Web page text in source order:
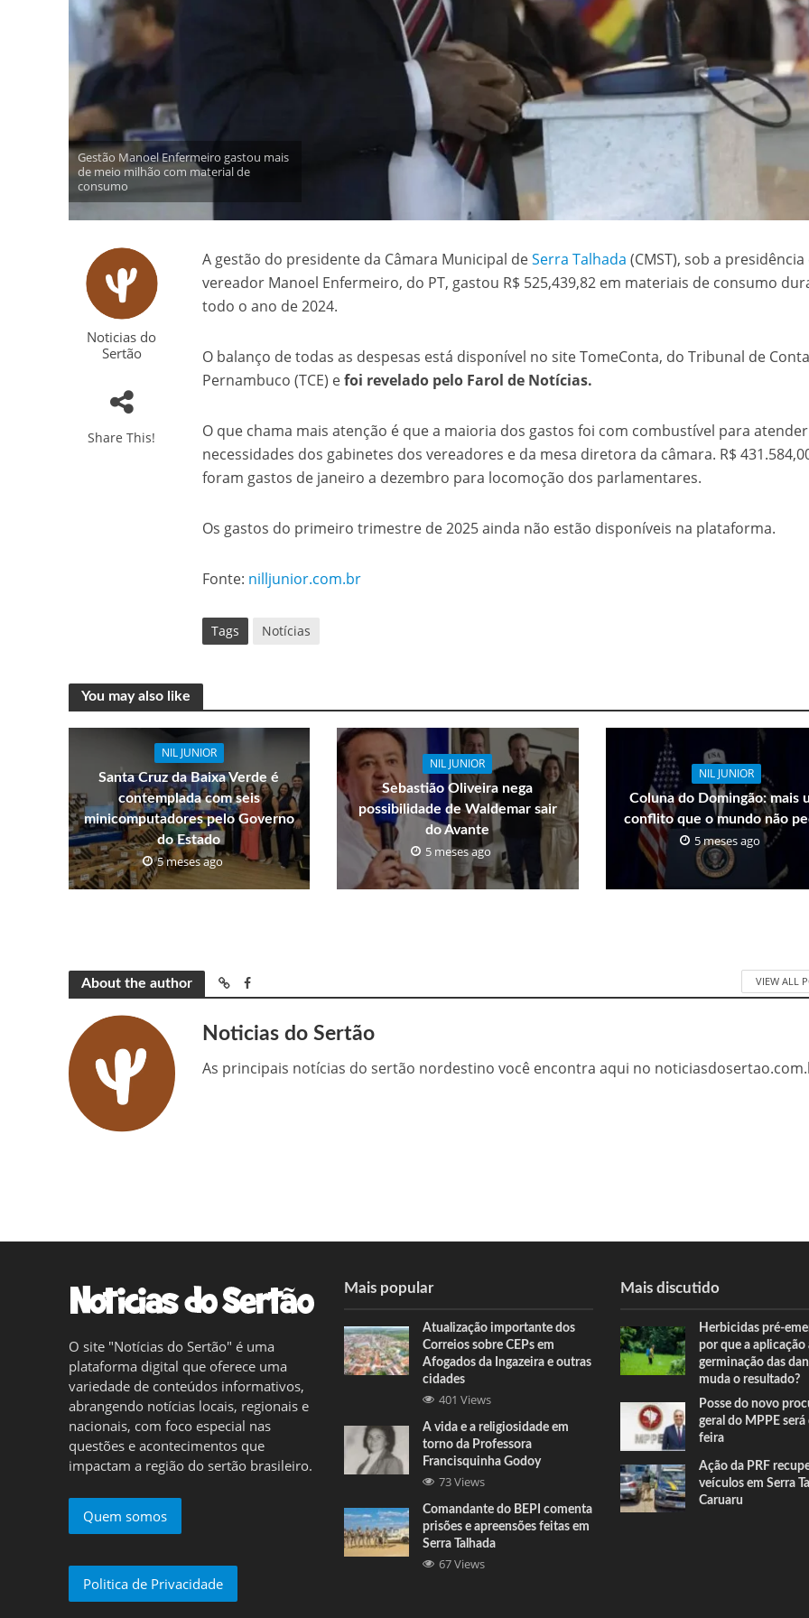
Gestão Manoel Enfermeiro gastou mais
de meio milhão com material de
consumo
Noticias do
Sertão
Share This!
A gestão do presidente da Câmara Municipal deSerra Talhada (CMST), sob a presidência
vereador Manoel Enfermeiro, do PT, gastou R$ 525,439,82 em materiais de consumo
todo o ano de 2024.
O balanço de todas as despesas está disponível no site TomeConta, do Tribunal de
Pernambuco (TCE) efoi revelado pelo Farol de Notícias.
O que chama mais atenção é que a maioria dos gastos foi com combustível para
necessidades dos gabinetes dos vereadores e da mesa diretora da câmara. R$
foram gastos de janeiro a dezembro para locomoção dos parlamentares.
Os gastos do primeiro trimestre de 2025 ainda não estão disponíveis na plataforma.
Fonte: nilljunior.com.br
Tags Notícias
You may also like
NIL JUNIOR
Santa Cruz da Baixa Verde é
contemplada com seis
minicomputadores pelo Governo
do Estado
5 meses ago
NIL JUNIOR
Sebastião Oliveira nega
possibilidade de Waldemar sair
do Avante
5 meses ago
NIL JUNIOR
Coluna do Domingão: mais
conflito que o mundo não
5 meses ago
About the author VIEW ALL
Noticias do Sertão
As principais notícias do sertão nordestino você encontra aqui no
O site "Notícias do Sertão" é uma
plataforma digital que oferece uma
variedade de conteúdos informativos,
abrangendo notícias locais, regionais e
nacionais, com foco especial nas
questões e acontecimentos que
impactam a região do sertão brasileiro.
Quem somos
Politica de Privacidade
Mais popular
Atualização importante dos
Correios sobre CEPs em
Afogados da Ingazeira e outras
cidades
401 Views
A vida e a religiosidade em
torno da Professora
Francisquinha Godoy
73 Views
Comandante do BEPI comenta
prisões e apreensões feitas em
Serra Talhada
67 Views
Mais discutido
Herbicidas pré-
por que a aplicação
germinação das
muda o resultado?
Posse do novo
geral do MPPE
feira
Ação da PRF
veículos em Serra
Caruaru